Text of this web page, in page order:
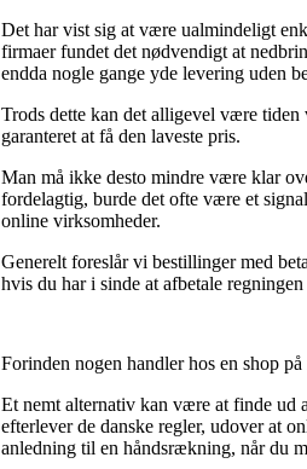
Det har vist sig at være ualmindeligt
firmaer fundet det nødvendigt at
endda nogle gange yde levering uden
Trods dette kan det alligevel være
garanteret at få den laveste pris.
Man må ikke desto mindre være klar
fordelagtig, burde det ofte være et
online virksomheder.
Generelt foreslår vi bestillinger med
hvis du har i sinde at afbetale
Forinden nogen handler hos en shop
Et nemt alternativ kan være at finde ud
efterlever de danske regler, udover at
anledning til en håndsrækning, når du